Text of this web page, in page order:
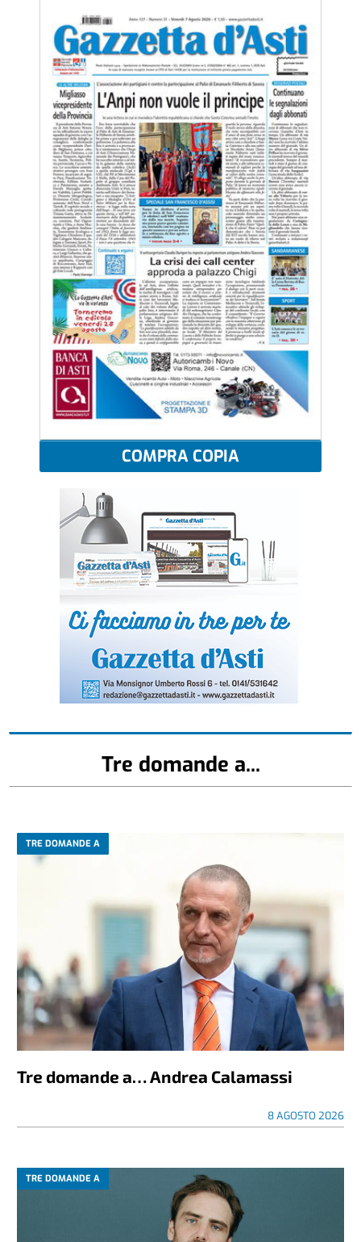
COMPRA COPIA
Tre domande a...
TRE DOMANDE A
Tre domande a… Andrea Calamassi
8 AGOSTO 2026
TRE DOMANDE A